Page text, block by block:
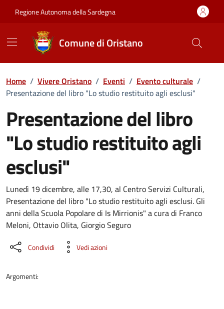
Regione Autonoma della Sardegna
Comune di Oristano
Home / Vivere Oristano / Eventi / Evento culturale /
Presentazione del libro "Lo studio restituito agli esclusi"
Presentazione del libro
"Lo studio restituito agli
esclusi"
Dettaglio dell'evento
Lunedì 19 dicembre, alle 17,30, al Centro Servizi Culturali,
Presentazione del libro "Lo studio restituito agli esclusi. Gli
anni della Scuola Popolare di Is Mirrionis" a cura di Franco
Meloni, Ottavio Olita, Giorgio Seguro
Condividi Vedi azioni
Argomenti: